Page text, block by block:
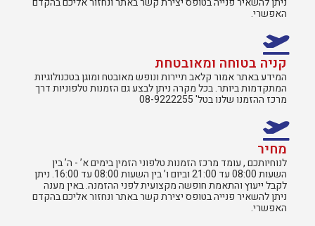
האפשרי.
קניה בטוחה ומאובטחת
המידע באתר אמור קלאב תיירות ונופש מאובטח ומוגן בטכנולוגיות
המתקדמות ביותר. בכל מקרה ניתן לבצע גם הזמנות טלפוניות דרך
מרכז ההזמנו שלנו בטל' 08-9222255
מחיר
לנוחיותכם , עומד מרכז הזמנות טלפוני הזמין בימים א’ - ה’ בין
השעות 08:00 עד 21:00 וביום ו’ בין השעות 08:00 עד 16:00. ניתן
לקבל ייעוץ והתאמת חופשה מקצועית לפני ההזמנה. באין מענה
ניתן להשאיר פנייה בטופס יצירת קשר באתר ונחזור אליכם בהקדם
האפשרי.